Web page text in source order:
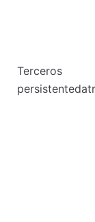
Terceros
persistentedatr